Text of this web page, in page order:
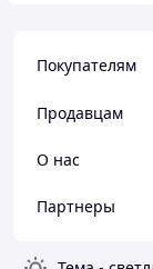
Покупателям
Продавцам
О нас
Партнеры